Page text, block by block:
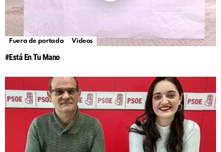
Fuera de portada Videos
#Está En Tu Mano